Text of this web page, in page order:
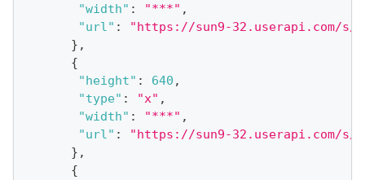
"width" : "***" ,
"url" :
"https://sun9-32.userapi.com/s/v1/
} ,
{
"height" : 640 ,
"type" : "x" ,
"width" : "***" ,
"url" :
"https://sun9-32.userapi.com/s/v1/
} ,
{